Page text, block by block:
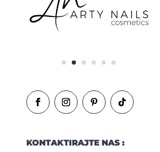
KONTAKTIRAJTE NAS :